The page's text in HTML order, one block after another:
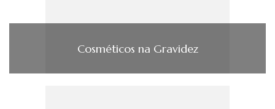
Cosméticos na Gravidez